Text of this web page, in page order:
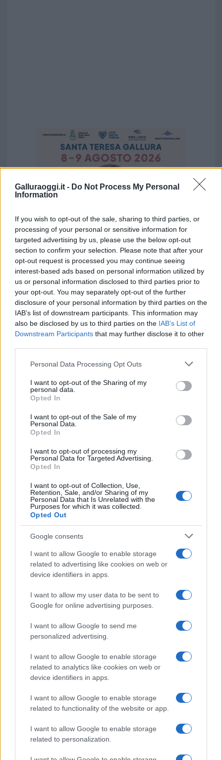
Galluraoggi.it - Do Not Process My Personal
Information
If you wish to opt-out of the sale, sharing to third parties, or
processing of your personal or sensitive information for
targeted advertising by us, please use the below opt-out
section to confirm your selection. Please note that after your
opt-out request is processed you may continue seeing
interest-based ads based on personal information utilized by
us or personal information disclosed to third parties prior to
your opt-out. You may separately opt-out of the further
disclosure of your personal information by third parties on the
IAB’s list of downstream participants. This information may
also be disclosed by us to third parties on the IAB’s List of
Downstream Participants that may further disclose it to other
Please note that this website/app uses one or more Google
not limited to your visit or usage behaviour. You may click to
grant or deny consent to Google and its third-party tags to
use your data for below specified purposes in below Google
consent section.
Personal Data Processing Opt Outs
I want to opt-out of the Sharing of my
personal data.
Opted In
I want to opt-out of the Sale of my
Personal Data.
Opted In
I want to opt-out of processing my
Personal Data for Targeted Advertising.
Opted In
I want to opt-out of Collection, Use,
Retention, Sale, and/or Sharing of my
Personal Data that Is Unrelated with the
Purposes for which it was collected.
Opted Out
Google consents
I want to allow Google to enable storage
related to advertising like cookies on web or
device identifiers in apps.
I want to allow my user data to be sent to
Google for online advertising purposes.
I want to allow Google to send me
personalized advertising.
I want to allow Google to enable storage
related to analytics like cookies on web or
device identifiers in apps.
I want to allow Google to enable storage
related to functionality of the website or app.
I want to allow Google to enable storage
related to personalization.
Vuoi rimuovere le pubblicità nazionali?
Puoi abbonarti asoli € 1,10 al mese
cliccandoqui
Sei già abbonato?
Puoi effettuare l'accesso andando nella
sezioneLogindal menù del sito o
cliccandoqui
TEMI:
Automobilisti Olbia
Cinghiali Strada Olbia
Notizie Olbia
Olbia Cinghiali
Inviaci le tue segnalazioni,
i tuoi video e le tue foto
345 356 7512
Notizie in tempo reale?
Entra nel canale telegram di
GalluraOggi.it
Ricevi le nostre ultime news
Condividi l'articolo
T Pi W S